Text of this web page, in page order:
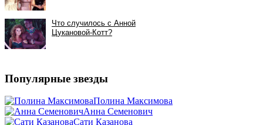
Популярные звезды
Полина Максимова
Анна Семенович
Сати Казанова